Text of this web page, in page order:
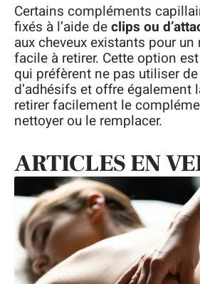
Certains compléments
fixés à l’aide declips ou
aux cheveux existants pour
facile à retirer. Cette option
qui préfèrent ne pas utiliser
d’adhésifs et offre également
retirer facilement le
nettoyer ou le remplacer.
ARTICLES EN